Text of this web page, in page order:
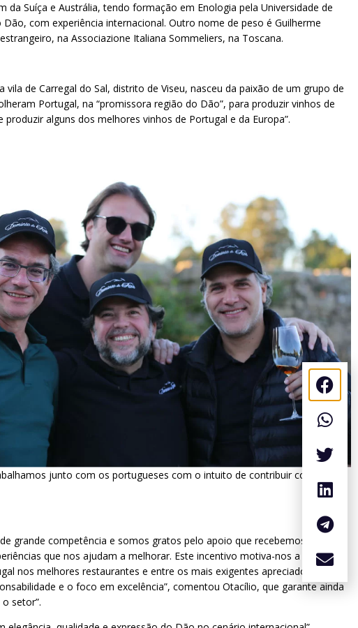
Suíça e Austrália, tendo formação em Enologia pela Universidade de
com experiência internacional. Outro nome de peso é Guilherme
na Associazione Italiana Sommeliers, na Toscana.
de Carregal do Sal, distrito de Viseu, nasceu da paixão de um grupo de
Portugal, na “promissora região do Dão”, para produzir vinhos de
produzir alguns dos melhores vinhos de Portugal e da Europa”.
junto com os portugueses com o intuito de contribuir com o
grande competência e somos gratos pelo apoio que recebemos de
que nos ajudam a melhorar. Este incentivo motiva-nos a continuar
nos melhores restaurantes e entre os mais exigentes apreciadores do
e o foco em excelência”, comentou Otacílio, que garante ainda
setor”.